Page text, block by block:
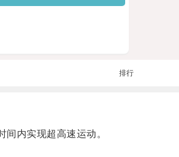
排行
内实现超高速运动。